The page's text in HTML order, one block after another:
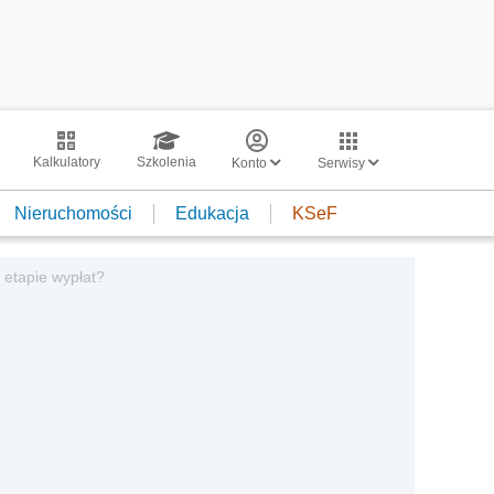
Kalkulatory Szkolenia Konto Serwisy
Nieruchomości Edukacja KSeF
wypłat?